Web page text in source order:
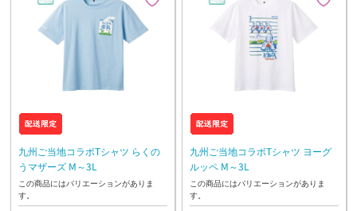
九州ご当地コラボTシャツ らくの
うマザーズ M～3L
この商品にはバリエーションがありま
す。
九州ご当地コラボTシャツ ヨーグ
ルッペ M～3L
この商品にはバリエーションがありま
す。